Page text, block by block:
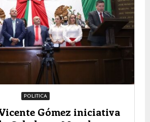
POLITICA
Gómez iniciativa